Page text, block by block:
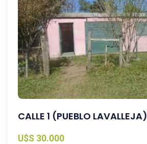
CALLE 1 (PUEBLO LAVALLEJA)
U$S 30.000